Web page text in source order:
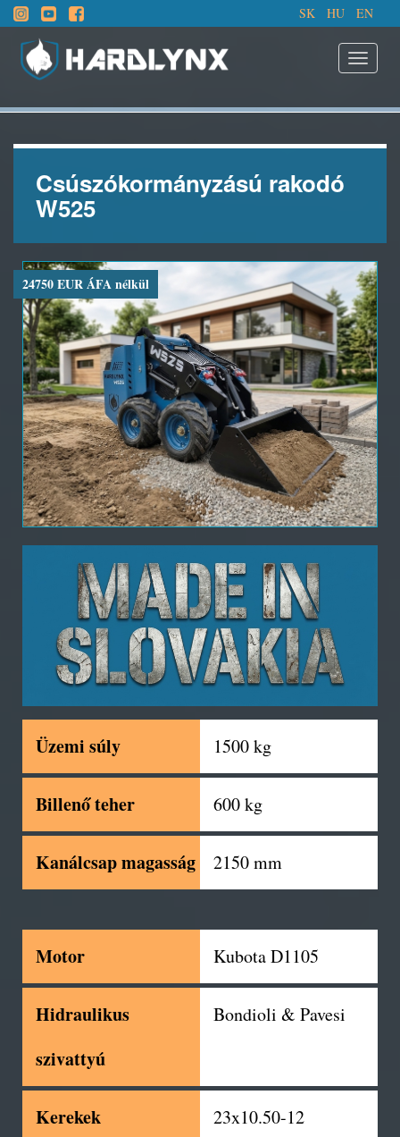
SK HU EN
Csúszókormányzású rakodó
W525
24750 EUR ÁFA nélkül
Üzemi súly 1500 kg
Billenő teher 600 kg
Kanálcsap magasság 2150 mm
Motor Kubota D1105
Hidraulikus
szivattyú
Bondioli & Pavesi
Kerekek 23x10.50-12